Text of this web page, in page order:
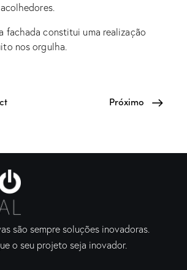
fachada constitui uma realização
nos orgulha.
Próximo
são sempre soluções inovadoras.
o seu projeto seja inovador.